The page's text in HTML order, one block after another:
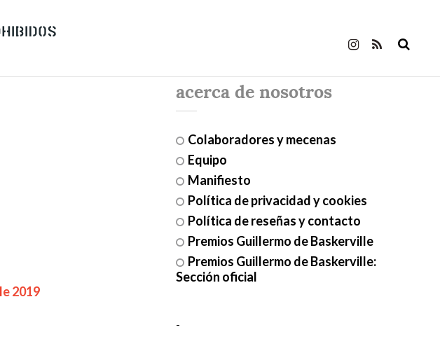
2019
acerca de nosotros
Colaboradores y mecenas
Equipo
Manifiesto
Política de privacidad y cookies
Política de reseñas y contacto
Premios Guillermo de Baskerville
Premios Guillermo de Baskerville:
Sección oficial
-